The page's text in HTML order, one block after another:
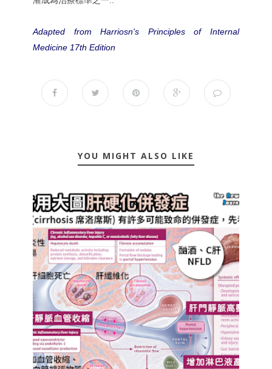
Adapted from Harriosn's Principles of Internal
Medicine 17th Edition
YOU MIGHT ALSO LIKE